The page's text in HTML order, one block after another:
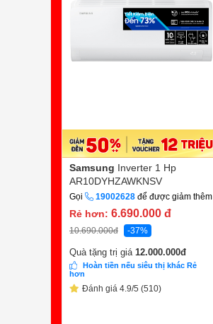
Samsung Inverter 1 Hp
AR10DYHZAWKNSV
Gọi 19002628 để được giảm thêm
Rẻ hơn: 6.690.000 đ
10.690.000đ -37%
Quà tặng trị giá 12.000.000đ
Hoàn tiền nếu siêu thị khác Rẻ
hơn
Đánh giá 4.9/5 (510)